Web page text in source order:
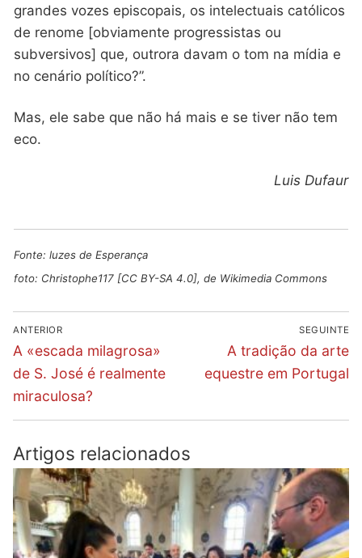
grandes vozes episcopais, os intelectuais católicos
de renome [obviamente progressistas ou
subversivos] que, outrora davam o tom na mídia e
no cenário político?”.
Mas, ele sabe que não há mais e se tiver não tem
eco.
Luis Dufaur
Fonte: luzes de Esperança
foto: Christophe117 [CC BY-SA 4.0], de Wikimedia Commons
Navegação
de
artigos
ANTERIOR
Previous
post:
A «escada milagrosa»
de S. José é realmente
miraculosa?
SEGUINTE
Next
post:
A tradição da arte
equestre em Portugal
Artigos relacionados